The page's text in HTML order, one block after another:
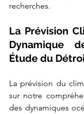
sousrecherches.
La Prévision
Dynamique
Étude du
La prévision du
sur notre
des dynamiques